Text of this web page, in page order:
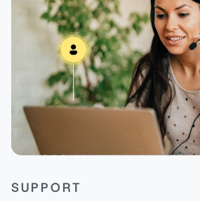
SUPPORT